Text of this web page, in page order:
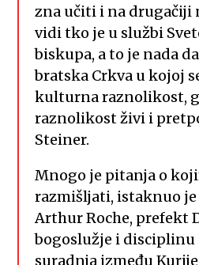
zna učiti i na drugačiji
vidi tko je u službi
biskupa, a to je nada
bratska Crkva u kojoj
kulturna raznolikost,
raznolikost živi i
Steiner.
Mnogo je pitanja o
razmišljati, istaknuo
Arthur Roche, prefekt
bogoslužje i disciplinu
suradnja između